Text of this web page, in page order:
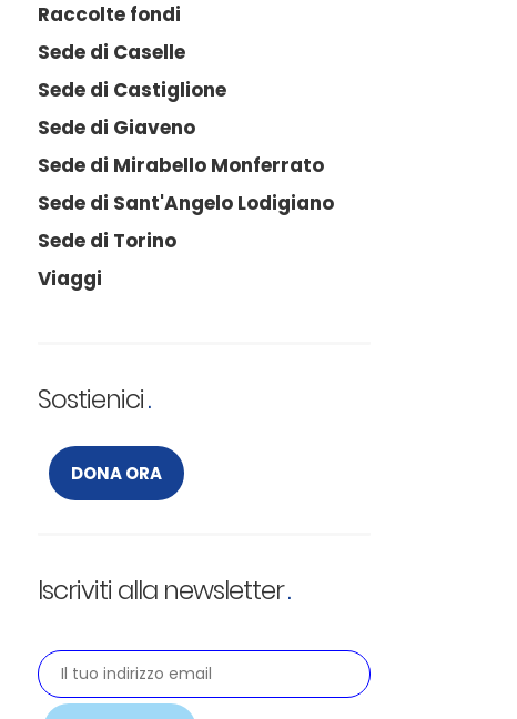
Raccolte fondi
Sede di Caselle
Sede di Castiglione
Sede di Giaveno
Sede di Mirabello Monferrato
Sede di Sant'Angelo Lodigiano
Sede di Torino
Viaggi
Sostienici
DONA ORA
Iscriviti alla newsletter